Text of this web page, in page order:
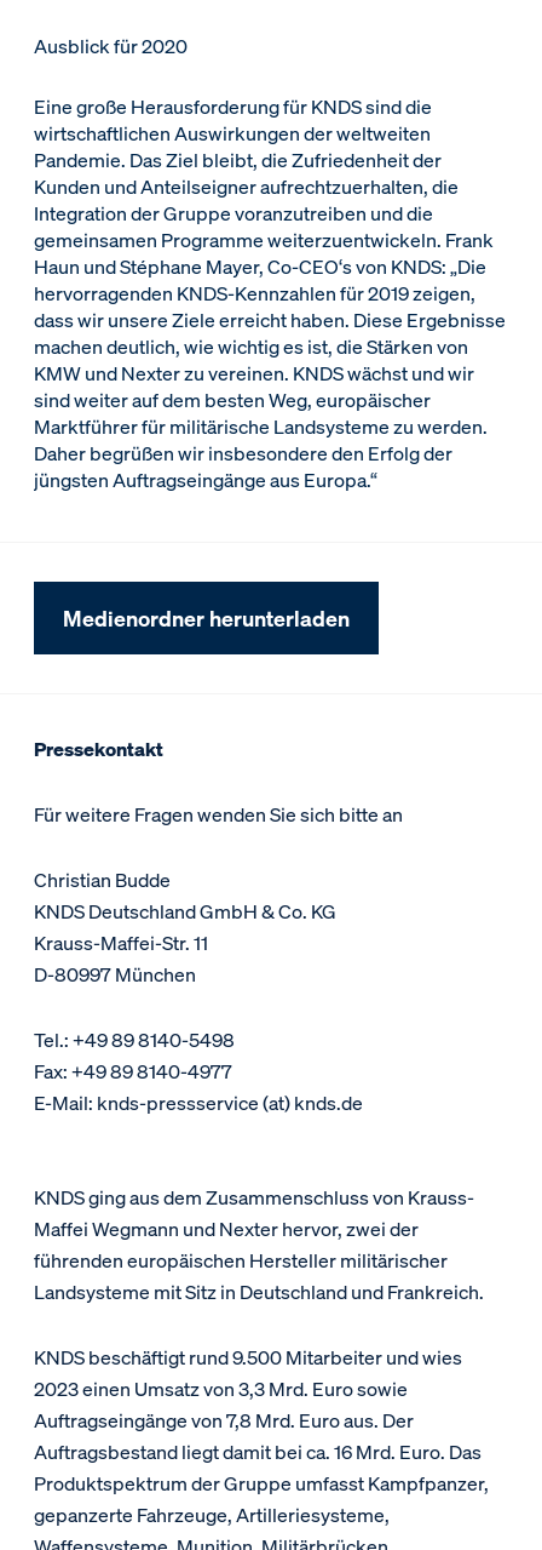
Ausblick für 2020
Eine große Herausforderung für KNDS sind die
wirtschaftlichen Auswirkungen der weltweiten
Pandemie. Das Ziel bleibt, die Zufriedenheit der
Kunden und Anteilseigner aufrechtzuerhalten, die
Integration der Gruppe voranzutreiben und die
gemeinsamen Programme weiterzuentwickeln. Frank
Haun und Stéphane Mayer, Co-CEO‘s von KNDS: „Die
hervorragenden KNDS-Kennzahlen für 2019 zeigen,
dass wir unsere Ziele erreicht haben. Diese Ergebnisse
machen deutlich, wie wichtig es ist, die Stärken von
KMW und Nexter zu vereinen. KNDS wächst und wir
sind weiter auf dem besten Weg, europäischer
Marktführer für militärische Landsysteme zu werden.
Daher begrüßen wir insbesondere den Erfolg der
jüngsten Auftragseingänge aus Europa.“
Medienordner herunterladen
Pressekontakt
Für weitere Fragen wenden Sie sich bitte an
Christian Budde
KNDS Deutschland GmbH & Co. KG
Krauss-Maffei-Str. 11
D-80997 München
Tel.: +49 89 8140-5498
Fax: +49 89 8140-4977
E-Mail: knds-pressservice (at) knds.de
KNDS ging aus dem Zusammenschluss von Krauss-
Maffei Wegmann und Nexter hervor, zwei der
führenden europäischen Hersteller militärischer
Landsysteme mit Sitz in Deutschland und Frankreich.
KNDS beschäftigt rund 9.500 Mitarbeiter und wies
2023 einen Umsatz von 3,3 Mrd. Euro sowie
Auftragseingänge von 7,8 Mrd. Euro aus. Der
Auftragsbestand liegt damit bei ca. 16 Mrd. Euro. Das
Produktspektrum der Gruppe umfasst Kampfpanzer,
gepanzerte Fahrzeuge, Artilleriesysteme,